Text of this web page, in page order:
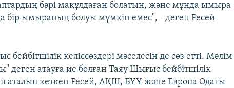
бәрі мақұлдаған болатын, және мұнда ымыра
бір ымыраның болуы мүмкін емес", - деген Ресей
келіссөздері мәселесін де сөз етті. Mәлім
деген атауға ие болған Таяу Шығыс бейбітшілік
аталып кеткен Ресей, АҚШ, БҰҰ және Европа Одағы